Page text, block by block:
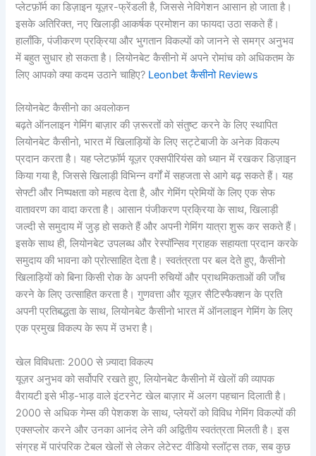
प्लेटफ़ॉर्म का डिज़ाइन यूज़र-फ्रेंडली है, जिससे नेविगेशन आसान हो जाता है।
इसके अतिरिक्त, नए खिलाड़ी आकर्षक प्रमोशन का फायदा उठा सकते हैं।
हालाँकि, पंजीकरण प्रक्रिया और भुगतान विकल्पों को जानने से समग्र अनुभव
में बहुत सुधार हो सकता है। लियोनबेट कैसीनो में अपने रोमांच को अधिकतम के
लिए आपको क्या कदम उठाने चाहिए? Leonbet कैसीनो Reviews
लियोनबेट कैसीनो का अवलोकन
बढ़ते ऑनलाइन गेमिंग बाज़ार की ज़रूरतों को संतुष्ट करने के लिए स्थापित
लियोनबेट कैसीनो, भारत में खिलाड़ियों के लिए सट्टेबाजी के अनेक विकल्प
प्रदान करता है। यह प्लेटफ़ॉर्म यूज़र एक्सपीरियंस को ध्यान में रखकर डिज़ाइन
किया गया है, जिससे खिलाड़ी विभिन्न वर्गों में सहजता से आगे बढ़ सकते हैं। यह
सेफ्टी और निष्पक्षता को महत्व देता है, और गेमिंग प्रेमियों के लिए एक सेफ
वातावरण का वादा करता है। आसान पंजीकरण प्रक्रिया के साथ, खिलाड़ी
जल्दी से समुदाय में जुड़ हो सकते हैं और अपनी गेमिंग यात्रा शुरू कर सकते हैं।
इसके साथ ही, लियोनबेट उपलब्ध और रेस्पॉन्सिव ग्राहक सहायता प्रदान करके
समुदाय की भावना को प्रोत्साहित देता है। स्वतंत्रता पर बल देते हुए, कैसीनो
खिलाड़ियों को बिना किसी रोक के अपनी रुचियों और प्राथमिकताओं की जाँच
करने के लिए उत्साहित करता है। गुणवत्ता और यूज़र सैटिस्फैक्शन के प्रति
अपनी प्रतिबद्धता के साथ, लियोनबेट कैसीनो भारत में ऑनलाइन गेमिंग के लिए
एक प्रमुख विकल्प के रूप में उभरा है।
खेल विविधता: 2000 से ज़्यादा विकल्प
यूज़र अनुभव को सर्वोपरि रखते हुए, लियोनबेट कैसीनो में खेलों की व्यापक
वैरायटी इसे भीड़-भाड़ वाले इंटरनेट खेल बाज़ार में अलग पहचान दिलाती है।
2000 से अधिक गेम्स की पेशकश के साथ, प्लेयरों को विविध गेमिंग विकल्पों की
एक्सप्लोर करने और उनका आनंद लेने की अद्वितीय स्वतंत्रता मिलती है। इस
संग्रह में पारंपरिक टेबल खेलों से लेकर लेटेस्ट वीडियो स्लॉट्स तक, सब कुछ